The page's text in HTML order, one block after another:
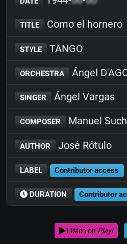
TITLE Como el hornero
STYLE TANGO
ORCHESTRA Ángel
SINGER Ángel Vargas
COMPOSER Manuel
AUTHOR José Rótulo
LABEL Contributor access
DURATION Contributor
Listen on Play!